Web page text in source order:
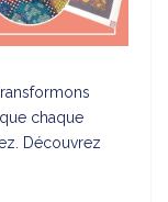
chaque
Découvrez